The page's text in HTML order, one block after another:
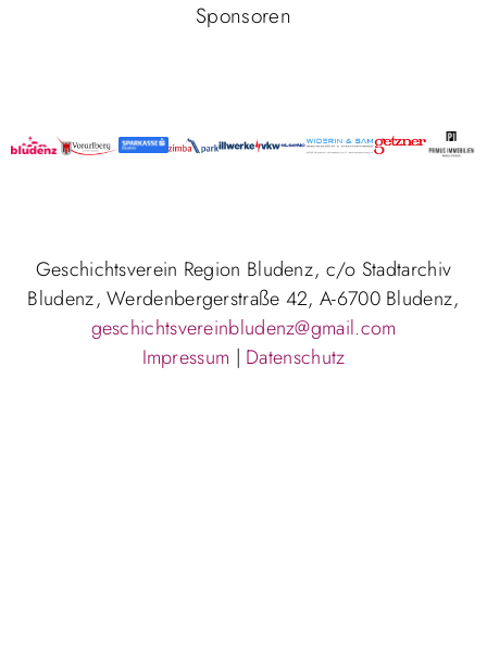
Sponsoren
Geschichtsverein Region Bludenz, c/o Stadtarchiv
Bludenz, Werdenbergerstraße 42, A-6700 Bludenz,
geschichtsvereinbludenz@gmail.com
Impressum | Datenschutz